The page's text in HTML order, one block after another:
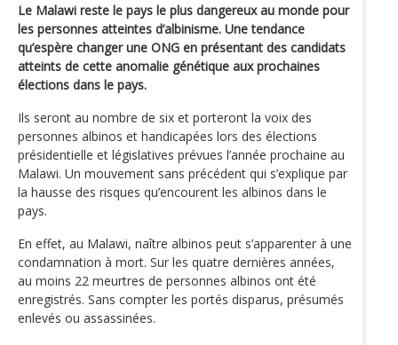
Le Malawi reste le pays le plus dangereux au monde pour
les personnes atteintes d’albinisme. Une tendance
qu’espère changer une ONG en présentant des candidats
atteints de cette anomalie génétique aux prochaines
élections dans le pays.
Ils seront au nombre de six et porteront la voix des
personnes albinos et handicapées lors des élections
présidentielle et législatives prévues l’année prochaine au
Malawi. Un mouvement sans précédent qui s’explique par
la hausse des risques qu’encourent les albinos dans le
pays.
En effet, au Malawi, naître albinos peut s’apparenter à une
condamnation à mort. Sur les quatre dernières années,
au moins 22 meurtres de personnes albinos ont été
enregistrés. Sans compter les portés disparus, présumés
enlevés ou assassinées.